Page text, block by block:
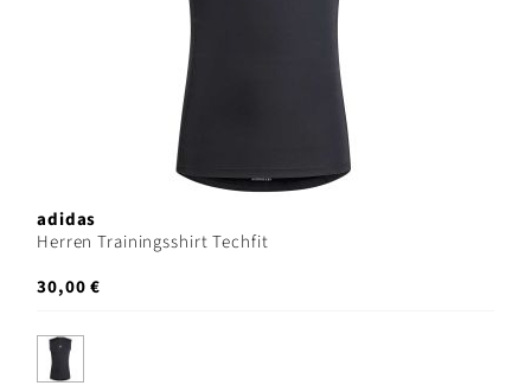
adidas
Herren Trainingsshirt Techfit
30,00 €